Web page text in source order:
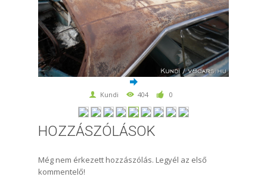
Kundi 404 0
HOZZÁSZÓLÁSOK
Még nem érkezett hozzászólás. Legyél az első
kommentelő!